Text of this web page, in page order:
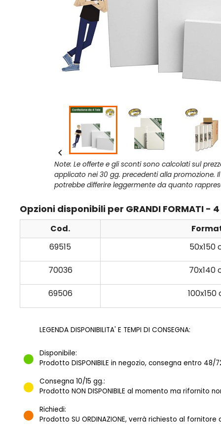

Note: Le offerte e gli sconti sono calcolati sul
applicato nei 30 gg. precedenti alla promozione.
potrebbe differire leggermente da quanto
Opzioni disponibili per GRANDI FORMATI - 4
Cod.
69515
50x150
70036 70x140
69506 100x150
LEGENDA DISPONIBILITA' E TEMPI DI CONSEGNA:
Disponibile:
Prodotto DISPONIBILE in negozio, consegna entro 48/
Consegna 10/15 gg.:
Prodotto NON DISPONIBILE al momento ma rifornito
Richiedi:
Prodotto SU ORDINAZIONE, verrà richiesto al